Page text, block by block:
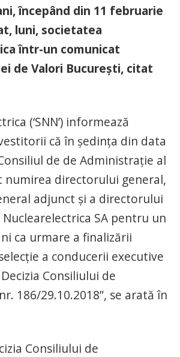
începând din 11 februarie
luni, societatea
într-un comunicat
de Valori Bucureşti, citat
(‘SNN’) informează
că în şedinţa din data
de de Administraţie al
numirea directorului general,
adjunct şi a directorului
SA pentru un
ca urmare a finalizării
a conducerii executive
Consiliului de
186/29.10.2018”, se arată în
Consiliului de